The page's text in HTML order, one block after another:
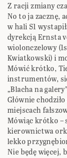
Z racji zmiany
No to ja zacznę,
w hali S1
dyrekcją Ernsta
wiolonczelowy
Kwiatkowski) i
Mówić krótko,
instrumentów,
„Blacha na
Głównie
miejscach
Mówiąc krótko –
kierownictwa
lekko
Nie będę więcej,